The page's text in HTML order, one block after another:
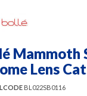
Mammoth
Lens
BL022SB0116